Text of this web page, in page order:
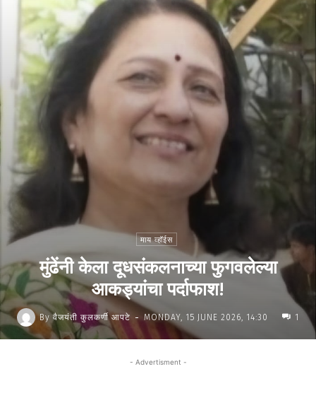
माय व्हॉईस
मुंढेंनी केला दूधसंकलनाच्या फुगवलेल्या
आकड्यांचा पर्दाफाश!
By वैजयंती कुलकर्णी आपटे - MONDAY, 15 JUNE 2026, 14:30 1
- Advertisment -